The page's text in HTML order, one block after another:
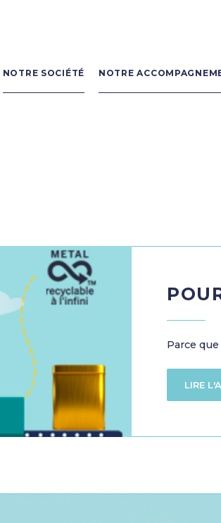
principale
NOTRE SOCIÉTÉ NOTRE
Parce
LIRE